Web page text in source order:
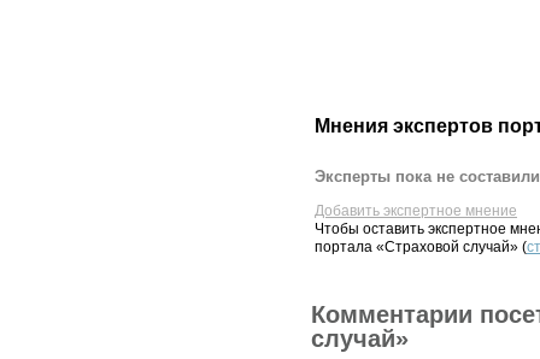
Мнения экспертов
Эксперты пока не
Добавить экспертное мнение
Чтобы оставить экспертное
портала «Страховой случай» (
Комментарии
случай»